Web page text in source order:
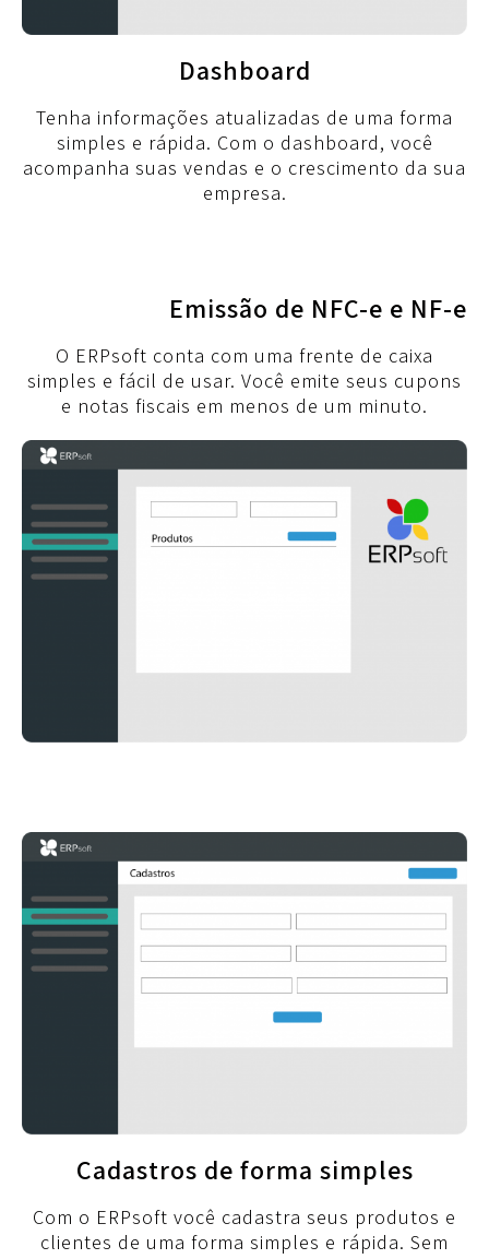
Dashboard
Tenha informações atualizadas de uma forma
simples e rápida. Com o dashboard, você
acompanha suas vendas e o crescimento da sua
empresa.
Emissão de NFC-e e NF-e
O ERPsoft conta com uma frente de caixa
simples e fácil de usar. Você emite seus cupons
e notas fiscais em menos de um minuto.
Cadastros de forma simples
Com o ERPsoft você cadastra seus produtos e
clientes de uma forma simples e rápida. Sem